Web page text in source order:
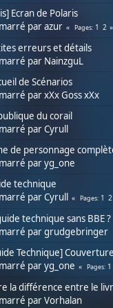
Ecran de Polaris
parazur Pages 1 2
erreurs et détails
par NainzguL
de Scénarios
parxXx Goss xXx
du corail
parCyrull
de personnage
paryg_one
technique
parCyrull Pages 1 2
technique sans BBE ?
pargrudgebringer
Technique] Couverture
paryg_one Pages 1
la différence entre le
parVorhalan